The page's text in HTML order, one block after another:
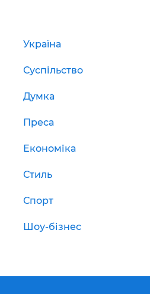
Україна
Суспільство
Думка
Преса
Економіка
Стиль
Спорт
Шоу-бізнес